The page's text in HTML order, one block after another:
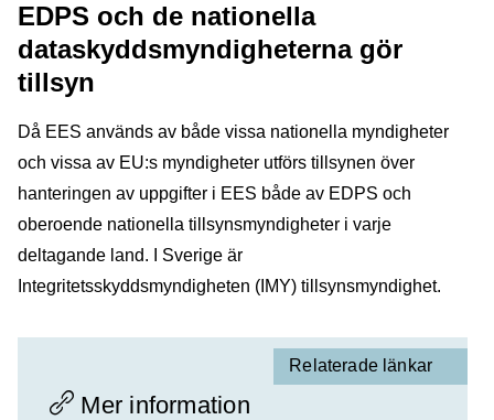
EDPS och de nationella
dataskyddsmyndigheterna gör
tillsyn
Då EES används av både vissa nationella myndigheter
och vissa av EU:s myndigheter utförs tillsynen över
hanteringen av uppgifter i EES både av EDPS och
oberoende nationella tillsynsmyndigheter i varje
deltagande land. I Sverige är
Integritetsskyddsmyndigheten (IMY) tillsynsmyndighet.
Mer information
Relaterade länkar